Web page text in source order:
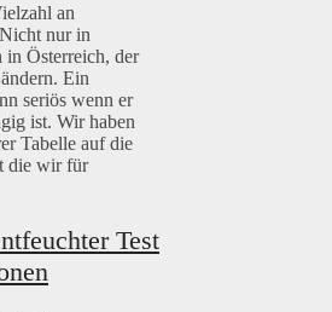
an
nur in
in Österreich, der
Ein
seriös wenn er
ist. Wir haben
Tabelle auf die
die wir für
Test